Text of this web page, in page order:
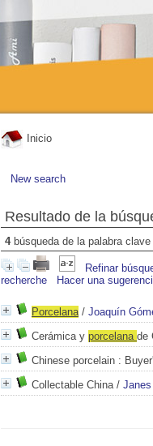
Inicio
New search
Resultado de la
4búsqueda de la palabra clave
Refinar
recherche
Hacer una
Porcelana/ Joaquín
Cerámica y porcelana de
Chinese porcelain :
Collectable China/